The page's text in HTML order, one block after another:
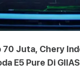
70 Juta, Chery
E5 Pure Di